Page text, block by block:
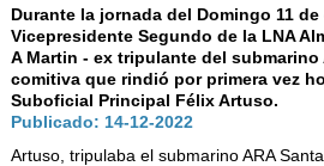
HISTORIA
AUTORIDADES
BENEFICIOS
NOTICIAS & ACTIVIDADES
Durante la jornada del Domingo 11
Vicepresidente Segundo de la LNA
A Martin - ex tripulante del submarino
comitiva que rindió por primera vez
Suboficial Principal Félix Artuso.
Publicado: 14-12-2022
Artuso, tripulaba el submarino ARA